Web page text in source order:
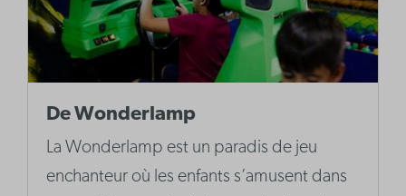
De Wonderlamp
La Wonderlamp est un paradis de jeu
enchanteur où les enfants s’amusent dans